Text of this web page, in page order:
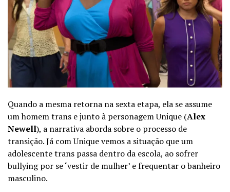
Quando a mesma retorna na sexta etapa, ela se assume
um homem trans e junto à personagem Unique (Alex
Newell), a narrativa aborda sobre o processo de
transição. Já com Unique vemos a situação que um
adolescente trans passa dentro da escola, ao sofrer
bullying por se ‘vestir de mulher’ e frequentar o banheiro
masculino.